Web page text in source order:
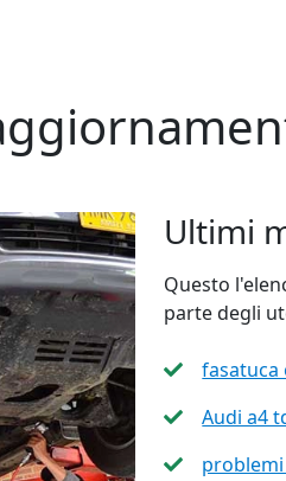
Ultimi
Questo
parte degli
fasatuca
Audi a4